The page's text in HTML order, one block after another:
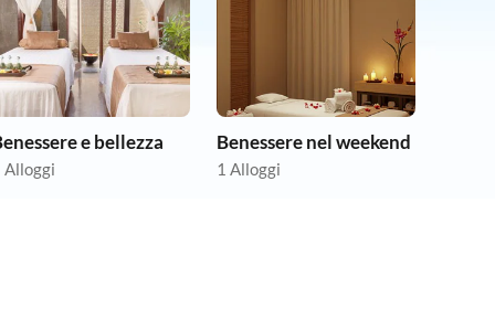
e bellezza
Alloggi
Benessere nel weekend
1 Alloggi